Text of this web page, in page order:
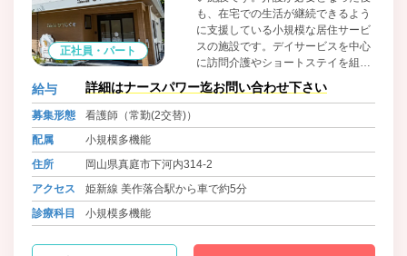
正社員・パート
も、在宅での生活が継続できるよう
に支援している小規模な居住サービ
スの施設です。デイサービスを中心
に訪問介護やショートステイを組み
合わせ、在宅での生活の支援や、機
能訓練を行っています。
給与 詳細はナースパワー迄お問い合わせ下さい
募集形態
看護師（常勤(2交替)）
配属
小規模多機能
住所
岡山県真庭市下河内314-2
アクセス
姫新線 美作落合駅から車で約5分
診療科目
小規模多機能